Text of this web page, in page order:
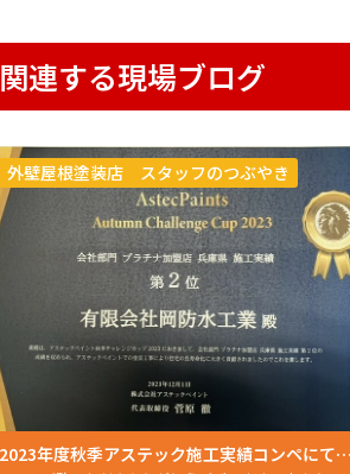
関連する現場ブログ
2023年度秋季アステック施工実績コンペにて表彰頂きました
外壁屋根塗装店 スタッフのつぶやき